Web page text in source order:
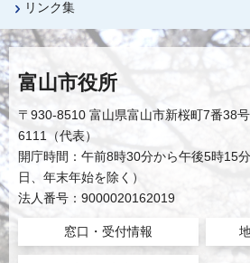
リンク集
富山市役所
〒930-8510 富山県富山市新桜町7番38
6111（代表）
開庁時間：午前8時30分から午後5時15
日、年末年始を除く）
法人番号：9000020162019
窓口・受付情報